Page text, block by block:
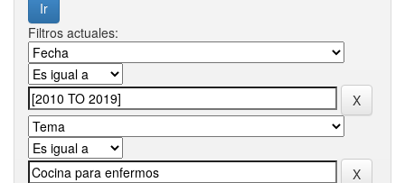
Filtros actuales: